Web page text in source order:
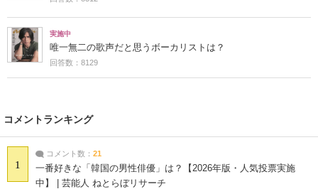
実施中
唯一無二の歌声だと思うボーカリストは？
回答数：8129
コメントランキング
1
コメント数： 21
一番好きな「韓国の男性俳優」は？【2026年版・人気投票実施
中】 | 芸能人 ねとらぼリサーチ